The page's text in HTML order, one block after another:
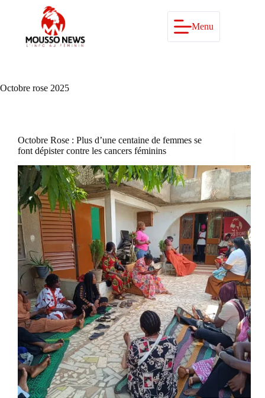
Menu
Octobre rose 2025
Octobre Rose : Plus d’une centaine de femmes se
font dépister contre les cancers féminins